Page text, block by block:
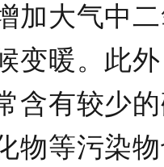
加大气中
变暖。此
含有较少
物等污染